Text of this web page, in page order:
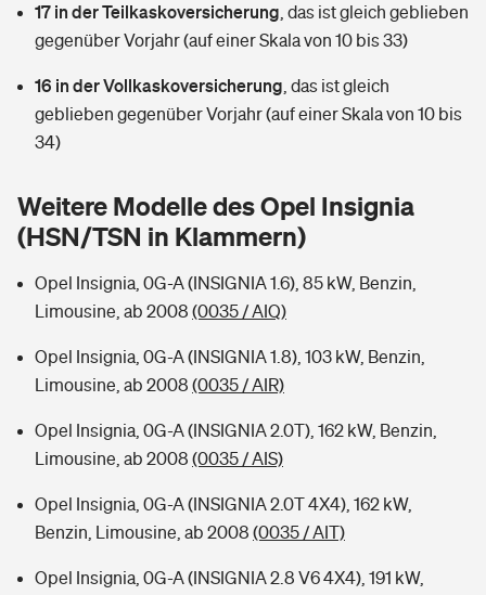
Zur Übersicht
Tools
Hochwasser-Check: Wie gefährdet ist Ihr Haus?
Wer versichert was: Jetzt Versicherer finden
Sie haben Fragen?
Pferdehalter-Haftpflicht
Handyversicherung
Private Cyberversicherung
Musikinstrumentenversicherung
Zur Übersicht
Tools
Kinderunfall-Check: Mehr Sicherheit für deine Kids
Typklassen: So ist Ihr Auto eingestuft
Sie haben Fragen?
Tools
Wer versichert was: Jetzt Versicherer finden
Sie haben Fragen?
Rentenrechner: Wie viel Geld bekomme ich im Alter?
17 in der Teilkaskoversicherung das ist gleich geblieben
gegenüber Vorjahr (auf einer Skala von 10 bis 33)
16 in der Vollkaskoversicherung das ist gleich
geblieben gegenüber Vorjahr (auf einer Skala von 10 bis
34)
Weitere Modelle des Opel Insignia
(HSN/TSN in Klammern)
Opel Insignia, 0G-A (INSIGNIA 1.6), 85 kW, Benzin,
Limousine, ab 2008 (0035 / AIQ)
Opel Insignia, 0G-A (INSIGNIA 1.8), 103 kW, Benzin,
Limousine, ab 2008 (0035 / AIR)
Opel Insignia, 0G-A (INSIGNIA 2.0T), 162 kW, Benzin,
Limousine, ab 2008 (0035 / AIS)
Opel Insignia, 0G-A (INSIGNIA 2.0T 4X4), 162 kW,
Benzin, Limousine, ab 2008 (0035 / AIT)
Opel Insignia, 0G-A (INSIGNIA 2.8 V6 4X4), 191 kW,